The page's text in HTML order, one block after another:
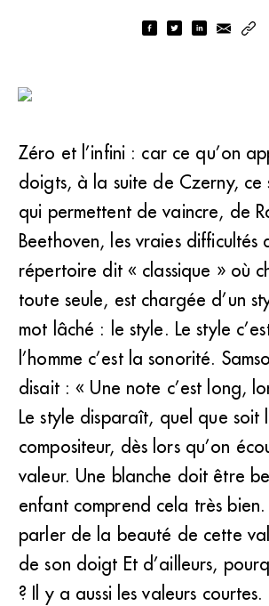
Zéro et l’infini : car ce qu’on
doigts, à la suite de Czerny, ce
qui permettent de vaincre, de
Beethoven, les vraies difficultés
répertoire dit « classique » où
toute seule, est chargée d’un
mot lâché : le style. Le style
l’homme c’est la sonorité.
disait : « Une note c’est long,
Le style disparaît, quel que soit
compositeur, dès lors qu’on
valeur. Une blanche doit être
enfant comprend cela très
parler de la beauté de cette
de son doigt Et d’ailleurs,
? Il y a aussi les valeurs courtes.